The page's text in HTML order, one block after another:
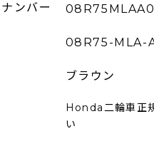
Honda二輪車正
い
ンバー
08R75-MLA-
ブラウン